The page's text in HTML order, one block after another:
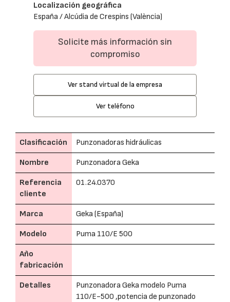
Localización geográfica
España / Alcúdia de Crespins (València)
Solicite más información sin
compromiso
Ver stand virtual de la empresa
Ver teléfono
Clasificación Punzonadoras hidráulicas
Nombre Punzonadora Geka
Referencia
cliente
01.24.0370
Marca Geka (España)
Modelo Puma 110/E 500
Año
fabricación
Detalles
Punzonadora Geka modelo Puma
110/E-500 ,potencia de punzonado